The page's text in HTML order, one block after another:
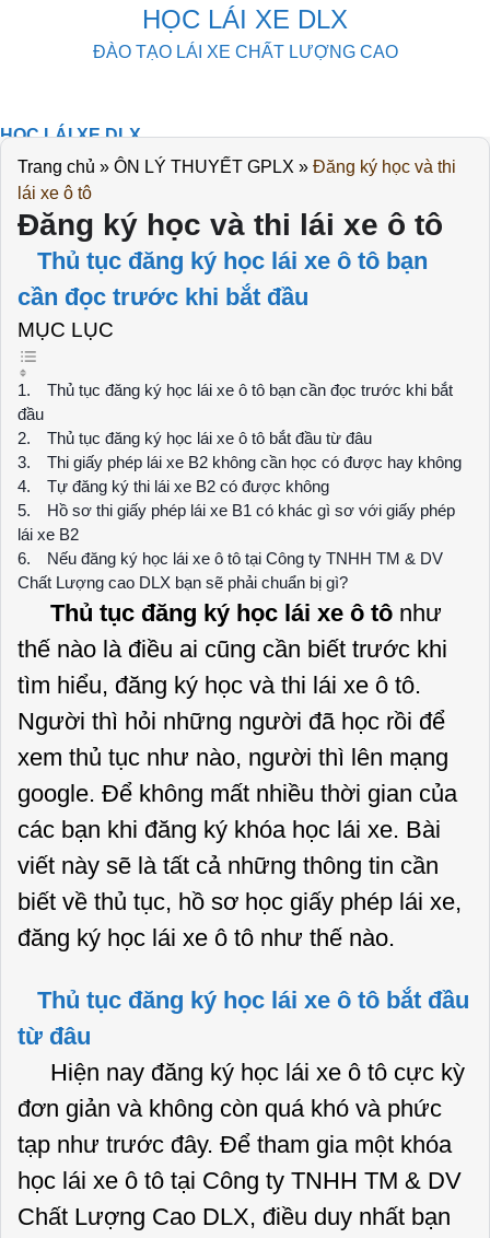
HỌC LÁI XE DLX
ĐÀO TẠO LÁI XE CHẤT LƯỢNG CAO
HỌC LÁI XE DLX
KHOÁ HỌC
THI THỬ
DOWLOAD
TIN TỨC
LIÊN HỆ
Trang chủ » ÔN LÝ THUYẾT GPLX » Đăng ký học và thi
lái xe ô tô
Đăng ký học và thi lái xe ô tô
Thủ tục đăng ký học lái xe ô tô bạn
cần đọc trước khi bắt đầu
MỤC LỤC
Thủ tục đăng ký học lái xe ô tô bạn cần đọc trước khi bắt
đầu
Thủ tục đăng ký học lái xe ô tô bắt đầu từ đâu
Thi giấy phép lái xe B2 không cần học có được hay không
Tự đăng ký thi lái xe B2 có được không
Hồ sơ thi giấy phép lái xe B1 có khác gì sơ với giấy phép
lái xe B2
Nếu đăng ký học lái xe ô tô tại Công ty TNHH TM & DV
Chất Lượng cao DLX bạn sẽ phải chuẩn bị gì?
Thủ tục đăng ký học lái xe ô tô như
thế nào là điều ai cũng cần biết trước khi
tìm hiểu, đăng ký học và thi lái xe ô tô.
Người thì hỏi những người đã học rồi để
xem thủ tục như nào, người thì lên mạng
google. Để không mất nhiều thời gian của
các bạn khi đăng ký khóa học lái xe. Bài
viết này sẽ là tất cả những thông tin cần
biết về thủ tục, hồ sơ học giấy phép lái xe,
đăng ký học lái xe ô tô như thế nào.
Thủ tục đăng ký học lái xe ô tô bắt đầu
từ đâu
Hiện nay đăng ký học lái xe ô tô cực kỳ
đơn giản và không còn quá khó và phức
tạp như trước đây. Để tham gia một khóa
học lái xe ô tô tại Công ty TNHH TM & DV
Chất Lượng Cao DLX, điều duy nhất bạn